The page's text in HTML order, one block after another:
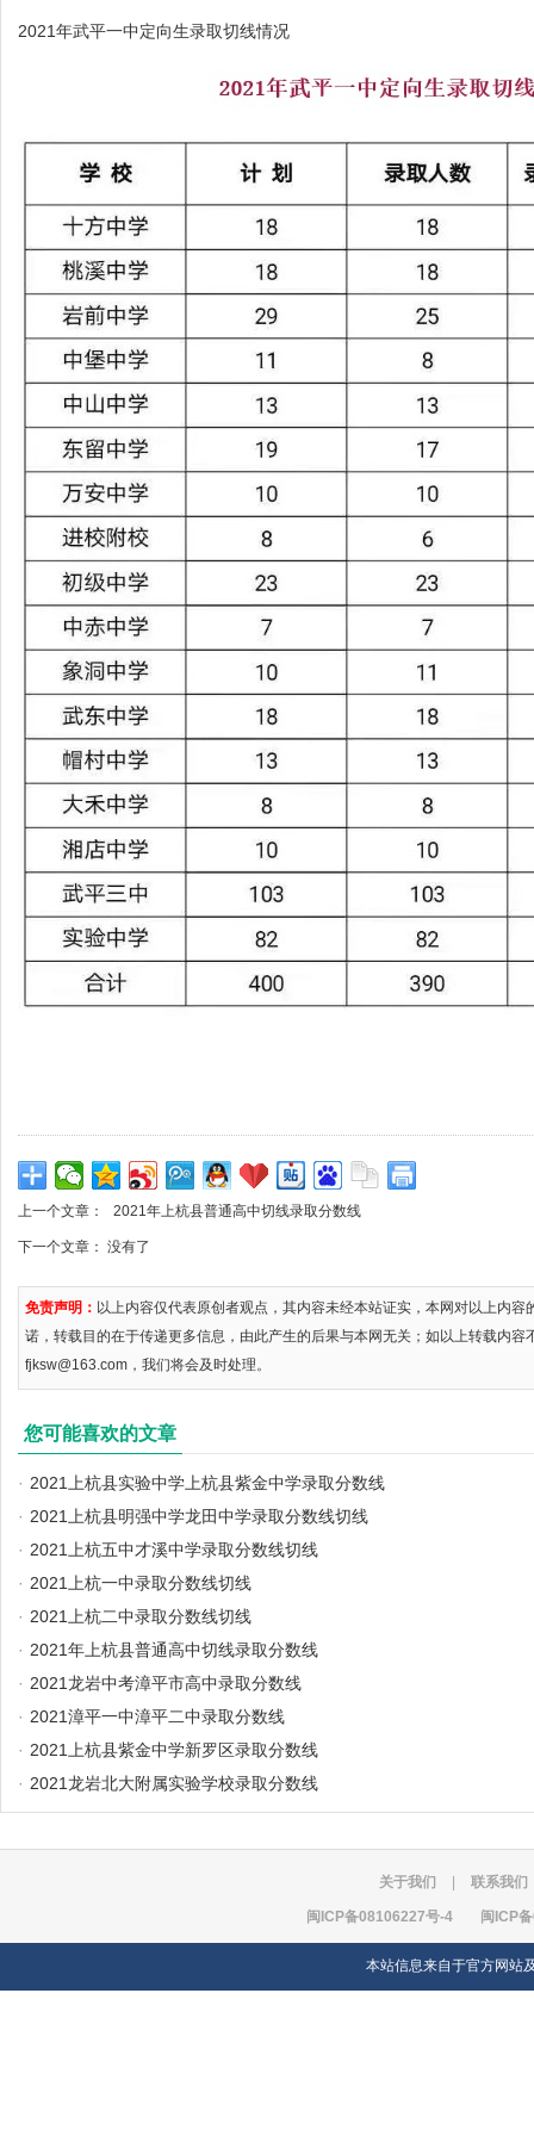
2021年武平一中定向生录取切线情况
上一个文章： 2021年上杭县普通高中切线录取分数线
下一个文章： 没有了
免责声明： 以上内容仅代表原创者观点，其内容未经本站证实，本网对以上内
诺，转载目的在于传递更多信息，由此产生的后果与本网无关；如以上转载内容
fjksw@163.com，我们将会及时处理。
您可能喜欢的文章
· 2021上杭县实验中学上杭县紫金中学录取分数线
· 2021上杭县明强中学龙田中学录取分数线切线
· 2021上杭五中才溪中学录取分数线切线
· 2021上杭一中录取分数线切线
· 2021上杭二中录取分数线切线
· 2021年上杭县普通高中切线录取分数线
· 2021龙岩中考漳平市高中录取分数线
· 2021漳平一中漳平二中录取分数线
· 2021上杭县紫金中学新罗区录取分数线
· 2021龙岩北大附属实验学校录取分数线
关于我们 联系我们
闽ICP备08106227号-4 闽ICP
本站信息来自于官方网站